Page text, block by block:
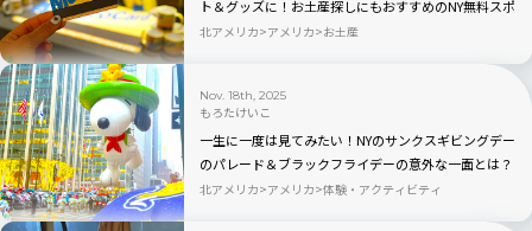
ト＆グッズに！お土産探しにもおすすめのNY無料スポ
ット
北アメリカ アメリカ お土産
Nov. 18th, 2025
もろたけいこ
一生に一度は見てみたい！NYのサンクスギビングデー
のパレード＆ブラックフライデーの意外な一面とは？
北アメリカ アメリカ 体験・アクティビティ